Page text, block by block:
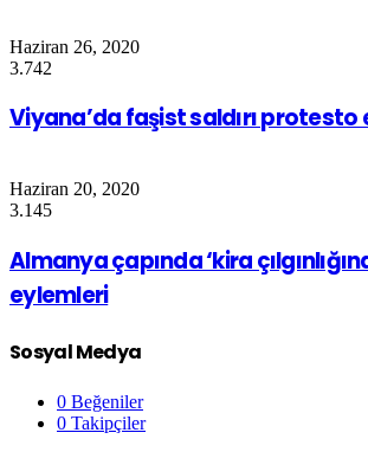
Haziran 26, 2020
3.742
Viyana’da faşist saldırı protesto
Haziran 20, 2020
3.145
Almanya çapında ‘kira
eylemleri
Sosyal Medya
0 Beğeniler
0 Takipçiler